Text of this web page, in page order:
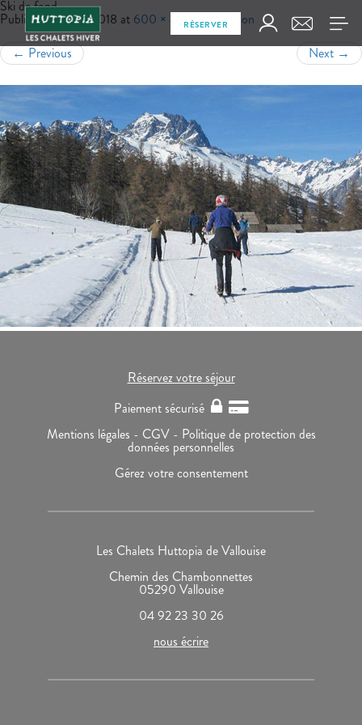
RÉSERVER
Ski de fond
Publishedjuin 13, 2018 at 600 × 400inLa région
← Previous Next →
Réservez votre séjour
Paiement sécurisé
Mentions légales - CGV - Politique de protection des
données personnelles
Gérez votre consentement
Les Chalets Huttopia de Vallouise
Chemin des Chambonnettes
05290 Vallouise
04 92 23 30 26
nous écrire